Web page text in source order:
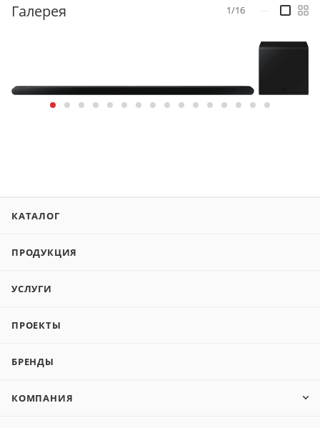
Галерея 1/16
КАТАЛОГ
ПРОДУКЦИЯ
УСЛУГИ
ПРОЕКТЫ
БРЕНДЫ
КОМПАНИЯ